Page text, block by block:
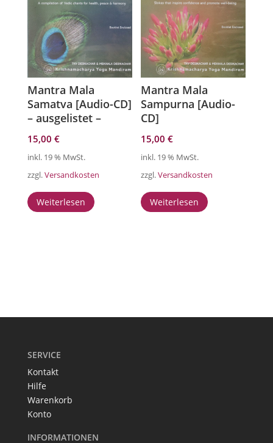
Mantra Mala
Samatva [Audio-CD]
– ausgelistet –
15,00 €
inkl. 19 % MwSt.
zzgl.Versandkosten
Weiterlesen
Mantra Mala
Sampurna [Audio-
CD]
15,00€
inkl. 19 % MwSt.
zzgl.Versandkosten
Weiterlesen
SERVICE
Kontakt
Hilfe
Warenkorb
Konto
INFORMATIONEN